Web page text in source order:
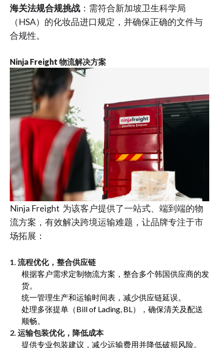
海关法规合规挑战 ：需符合新加坡卫生科学局
（HSA）的化妆品进口规定，并确保正确的文件与
合规性。
Ninja Freight 物流解决方案
Ninja Freight 为该客户提供了一站式、端到端的物
流方案，有效解决跨境运输难题，让品牌专注于市
场拓展：
1. 流程优化，整合供应链
根据客户需求定制物流方案，整合多个韩国供应商的发
货。
统一管理生产和运输时间表，减少供应链延误。
处理多张提单（Bill of Lading, BL），确保清关及配送
顺畅。
2. 运输包装优化，降低成本
提供专业包装建议，减少运输费用并降低破损风险。